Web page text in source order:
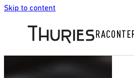
Skip to content